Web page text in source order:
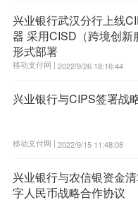
兴业银行武汉分行上线
器 采用CISD（跨境创新
形式部署
移动支付网 | 2022/9/26 18:16:44
兴业银行与CIPS签署战
移动支付网 | 2022/9/15 11:48:08
兴业银行与农信银资金
字人民币战略合作协议